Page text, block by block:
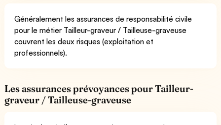
Généralement les assurances de responsabilité civile
pour le métier Tailleur-graveur / Tailleuse-graveuse
couvrent les deux risques (exploitation et
professionnels).
Les assurances prévoyances pour Tailleur-
graveur / Tailleuse-graveuse